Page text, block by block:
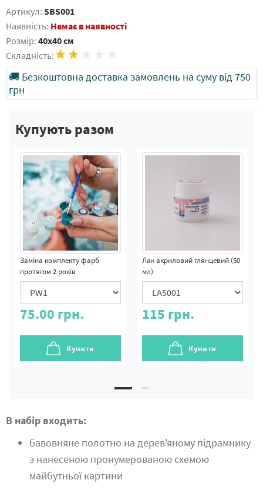
Артикул: SBS001
Наявність: Немає в наявності
Розмір: 40x40 см
Складність:
🚚 Безкоштовна доставка замовлень на суму від 750
грн
Купують разом
Заміна комплекту фарб
протягом 2 років
75.00 грн.
Купити
Лак акриловий глянцевий (50
мл)
115 грн.
Купити
В набір входить:
бавовняне полотно на дерев'яному підрамнику
з нанесеною пронумерованою схемою
майбутньої картини